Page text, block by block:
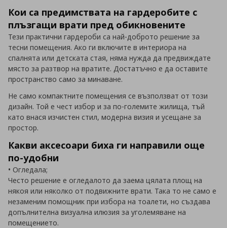
Кои са предимствата на гардеробите с
плъзгащи врати пред обикновените
Тези практични гардероби са най-доброто решение за
тесни помещения. Ако ги включите в интериора на
спалнята или детската стая, няма нужда да предвиждате
място за разтвор на вратите. Достатъчно е да оставите
пространство само за минаване.
Не само компактните помещения се възползват от този
дизайн. Той е чест избор и за по-големите жилища, тъй
като внася изчистен стил, модерна визия и усещане за
простор.
Какви аксесоари биха ги направили още
по-удобни
• Огледала;
Често решение е огледалото да заема цялата площ на
някоя или няколко от подвижните врати. Така то не само е
незаменим помощник при избора на тоалети, но създава
допълнителна визуална илюзия за уголемяване на
помещението.